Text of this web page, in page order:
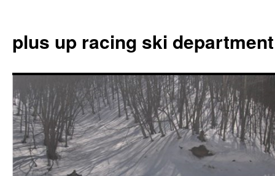
plus up racing ski department